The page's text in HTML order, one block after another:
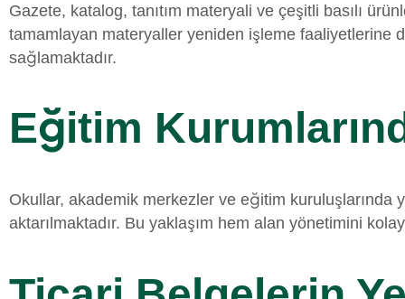
Gazete, katalog, tanıtım materyali ve çeşitli basılı
tamamlayan materyaller yeniden işleme faaliyetlerine
sağlamaktadır.
Eğitim
Okullar, akademik merkezler ve eğitim kuruluşlarında
aktarılmaktadır. Bu yaklaşım hem alan yönetimini